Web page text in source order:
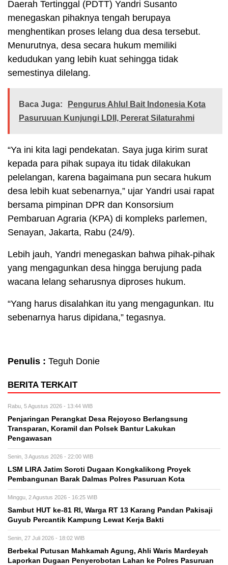
Daerah Tertinggal (PDTT) Yandri Susanto
menegaskan pihaknya tengah berupaya
menghentikan proses lelang dua desa tersebut.
Menurutnya, desa secara hukum memiliki
kedudukan yang lebih kuat sehingga tidak
semestinya dilelang.
Baca Juga:
Pengurus Ahlul Bait Indonesia Kota
Pasuruuan Kunjungi LDII, Pererat Silaturahmi
“Ya ini kita lagi pendekatan. Saya juga kirim surat
kepada para pihak supaya itu tidak dilakukan
pelelangan, karena bagaimana pun secara hukum
desa lebih kuat sebenarnya,” ujar Yandri usai rapat
bersama pimpinan DPR dan Konsorsium
Pembaruan Agraria (KPA) di kompleks parlemen,
Senayan, Jakarta, Rabu (24/9).
Lebih jauh, Yandri menegaskan bahwa pihak-pihak
yang mengagunkan desa hingga berujung pada
wacana lelang seharusnya diproses hukum.
“Yang harus disalahkan itu yang mengagunkan. Itu
sebenarnya harus dipidana,” tegasnya.
Penulis : Teguh Donie
BERITA TERKAIT
Rabu, 5 Agustus 2026 - 13:44 WIB
Penjaringan Perangkat Desa Rejoyoso Berlangsung
Transparan, Koramil dan Polsek Bantur Lakukan
Pengawasan
Senin, 3 Agustus 2026 - 22:00 WIB
LSM LIRA Jatim Soroti Dugaan Kongkalikong Proyek
Pembangunan Barak Dalmas Polres Pasuruan Kota
Minggu, 2 Agustus 2026 - 16:25 WIB
Sambut HUT ke-81 RI, Warga RT 13 Karang Pandan Pakisaji
Guyub Percantik Kampung Lewat Kerja Bakti
Senin, 27 Juli 2026 - 18:02 WIB
Berbekal Putusan Mahkamah Agung, Ahli Waris Mardeyah
Laporkan Dugaan Penyerobotan Lahan ke Polres Pasuruan